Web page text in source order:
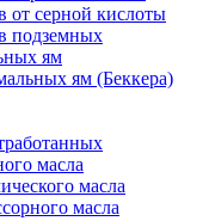
от серной кислоты
подземных
ям
ям (Беккера)
масла
масла
масла